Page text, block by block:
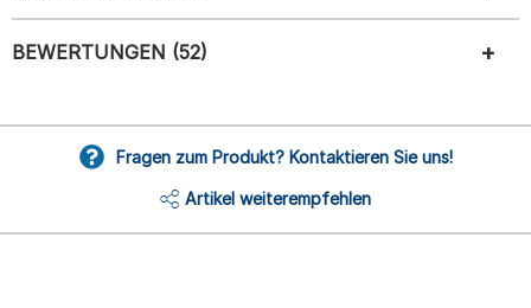
BEWERTUNGEN (52)
Fragen zum Produkt? Kontaktieren Sie uns!
Artikel weiterempfehlen